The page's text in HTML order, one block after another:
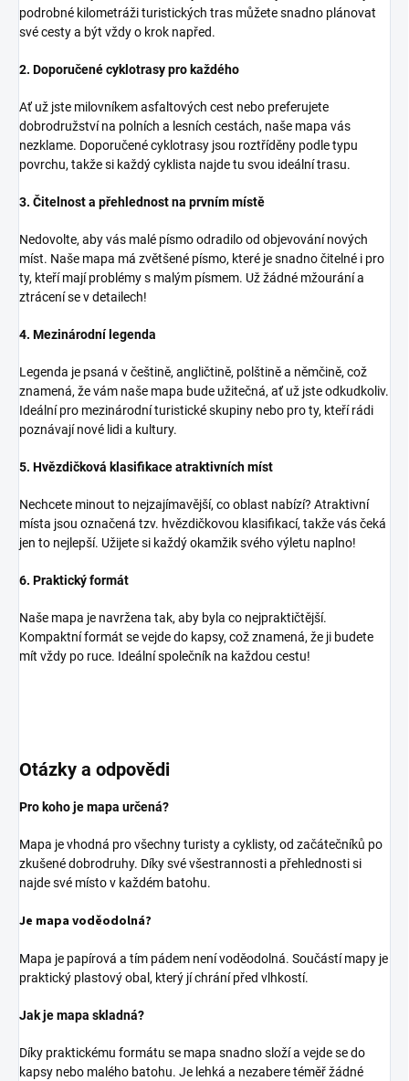
podrobné kilometráži turistických tras můžete snadno plánovat
své cesty a být vždy o krok napřed.
2. Doporučené cyklotrasy pro každého
Ať už jste milovníkem asfaltových cest nebo preferujete
dobrodružství na polních a lesních cestách, naše mapa vás
nezklame. Doporučené cyklotrasy jsou roztříděny podle typu
povrchu, takže si každý cyklista najde tu svou ideální trasu.
3. Čitelnost a přehlednost na prvním místě
Nedovolte, aby vás malé písmo odradilo od objevování nových
míst. Naše mapa má zvětšené písmo, které je snadno čitelné i pro
ty, kteří mají problémy s malým písmem. Už žádné mžourání a
ztrácení se v detailech!
4. Mezinárodní legenda
Legenda je psaná v češtině, angličtině, polštině a němčině, což
znamená, že vám naše mapa bude užitečná, ať už jste odkudkoliv.
Ideální pro mezinárodní turistické skupiny nebo pro ty, kteří rádi
poznávají nové lidi a kultury.
5. Hvězdičková klasifikace atraktivních míst
Nechcete minout to nejzajímavější, co oblast nabízí? Atraktivní
místa jsou označená tzv. hvězdičkovou klasifikací, takže vás čeká
jen to nejlepší. Užijete si každý okamžik svého výletu naplno!
6. Praktický formát
Naše mapa je navržena tak, aby byla co nejpraktičtější.
Kompaktní formát se vejde do kapsy, což znamená, že ji budete
mít vždy po ruce. Ideální společník na každou cestu!
Otázky a odpovědi
Pro koho je mapa určená?
Mapa je vhodná pro všechny turisty a cyklisty, od začátečníků po
zkušené dobrodruhy. Díky své všestrannosti a přehlednosti si
najde své místo v každém batohu.
Je mapa voděodolná?
Mapa je papírová a tím pádem není voděodolná. Součástí mapy je
praktický plastový obal, který jí chrání před vlhkostí.
Jak je mapa skladná?
Díky praktickému formátu se mapa snadno složí a vejde se do
kapsy nebo malého batohu. Je lehká a nezabere téměř žádné